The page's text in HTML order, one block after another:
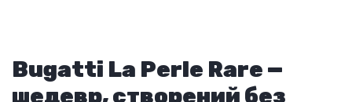
Bugatti La Perle Rare —
шедевр, створений без